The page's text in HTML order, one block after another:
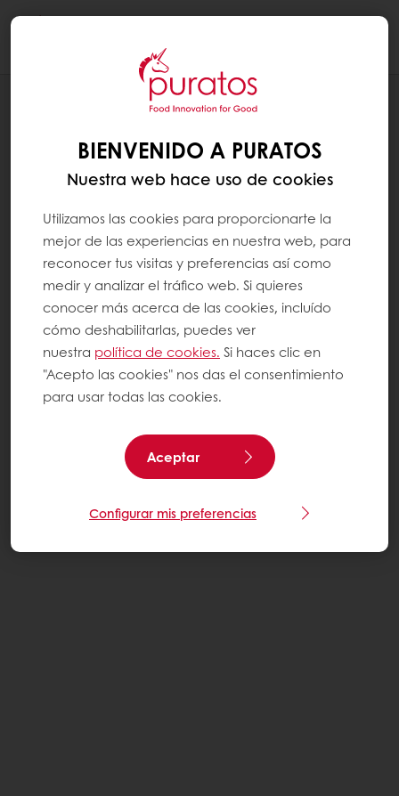
NUESTRO COMPROMISO CON LA SOSTENIBILIDAD
BIENVENIDO A PURATOS
Nuestra web hace uso de cookies
Utilizamos las cookies para proporcionarte la
mejor de las experiencias en nuestra web, para
reconocer tus visitas y preferencias así como
medir y analizar el tráfico web. Si quieres
conocer más acerca de las cookies, incluído
cómo deshabilitarlas, puedes ver
nuestra política de cookies. Si haces clic en
"Acepto las cookies" nos das el consentimiento
para usar todas las cookies.
Aceptar
Configurar mis preferencias